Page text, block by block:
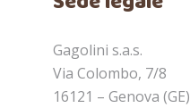
Gagolini s.a.s.
Via Colombo, 7/8
16121 – Genova (GE)